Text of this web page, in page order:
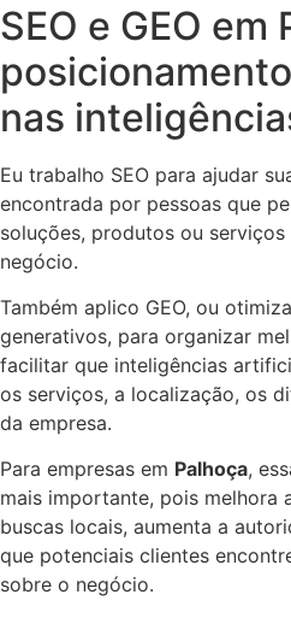
SEO e GEO em
nas
Eu trabalho SEO para ajudar
encontrada por pessoas que
soluções, produtos ou
negócio.
Também aplico GEO, ou
generativos, para organizar
facilitar que inteligências
os serviços, a localização, os
da empresa.
Para empresas em Palhoça,
mais importante, pois melhora
buscas locais, aumenta a
que potenciais clientes
sobre o negócio.